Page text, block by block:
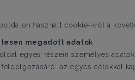
használt cookie-król a
megadott adatok
egyes részein személyes
feldolgozásáról az egyes célokkal